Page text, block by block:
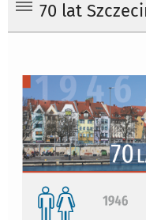
70 lat